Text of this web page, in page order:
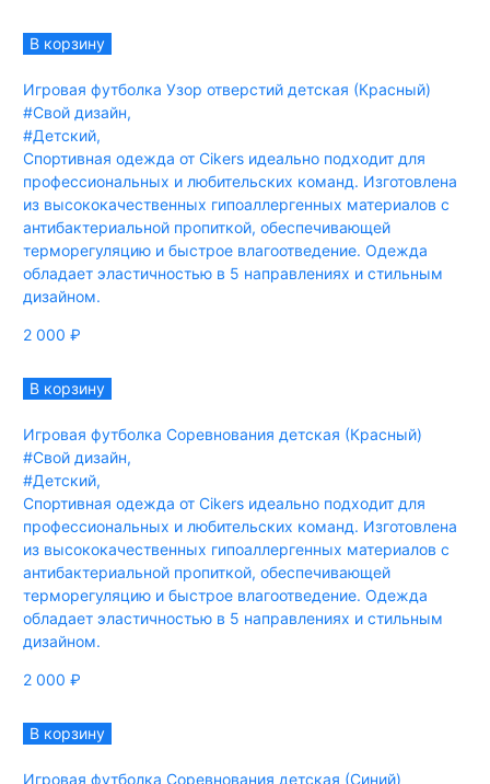
В корзину
Игровая футболка Узор отверстий детская (Красный)
#Свой дизайн,
#Детский,
Спортивная одежда от Cikers идеально подходит для
профессиональных и любительских команд. Изготовлена
из высококачественных гипоаллергенных материалов с
антибактериальной пропиткой, обеспечивающей
терморегуляцию и быстрое влагоотведение. Одежда
обладает эластичностью в 5 направлениях и стильным
дизайном.
2 000 ₽
В корзину
Игровая футболка Соревнования детская (Красный)
#Свой дизайн,
#Детский,
Спортивная одежда от Cikers идеально подходит для
профессиональных и любительских команд. Изготовлена
из высококачественных гипоаллергенных материалов с
антибактериальной пропиткой, обеспечивающей
терморегуляцию и быстрое влагоотведение. Одежда
обладает эластичностью в 5 направлениях и стильным
дизайном.
2 000 ₽
В корзину
Игровая футболка Соревнования детская (Синий)